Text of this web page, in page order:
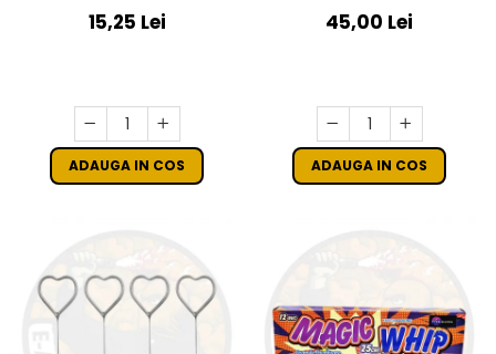
40CM
15,25 Lei
ADAUGA IN COS
45,00 Lei
ADAUGA IN COS